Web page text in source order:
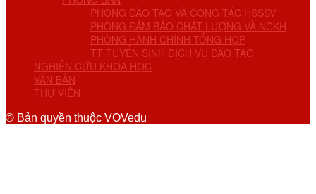
PHÒNG ĐÀO TẠO VÀ CÔNG TÁC HSSSV
PHÒNG ĐẢM BẢO CHẤT LƯỢNG VÀ NCKH
PHÒNG HÀNH CHÍNH TỔNG HỢP
TT TUYỂN SINH DỊCH VỤ ĐÀO TẠO
NGHIÊN CỨU KHOA HỌC
VĂN BẢN
THƯ VIỆN
© Bản quyền thuộc VOVedu